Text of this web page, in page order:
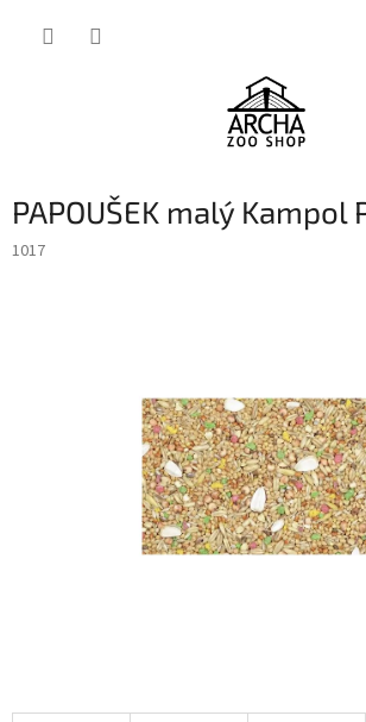
PAPOUŠEK malý Kampol
1017